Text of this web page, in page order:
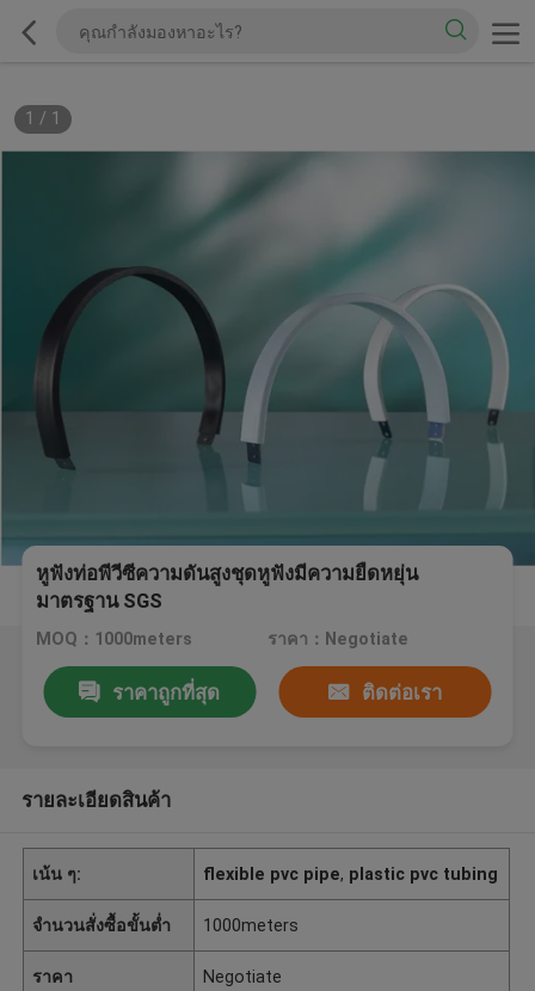
1 / 1
หูฟังท่อพีวีซีความดันสูงชุดหูฟังมีความยืดหยุ่น
มาตรฐาน SGS
MOQ：1000meters ราคา：Negotiate
ราคาถูกที่สุด ติดต่อเรา
รายละเอียดสินค้า
เน้น ๆ: flexible pvc pipe, plastic pvc tubing
จำนวนสั่งซื้อขั้นต่ำ 1000meters
ราคา Negotiate